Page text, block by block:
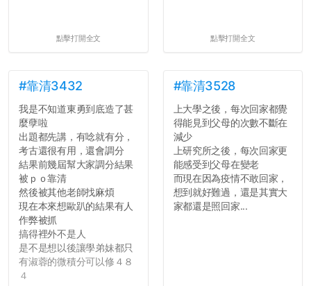
點擊打開全文 點擊打開全文
#靠清3432
我是不知道東勇到底造了甚
麼孽啦
出題都先講，有唸就有分，
考古還很有用，還會調分
結果前幾屆幫大家調分結果
被ｐｏ靠清
然後被其他老師找麻煩
現在本來想歐趴的結果有人
作弊被抓
搞得裡外不是人
是不是想以後讓學弟妹都只
有淑蓉的微積分可以修４８
４
#靠清3528
上大學之後，每次回家都覺
得能見到父母的次數不斷在
減少
上研究所之後，每次回家更
能感受到父母在變老
而現在因為疫情不敢回家，
想到就好難過，還是其實大
家都還是照回家...